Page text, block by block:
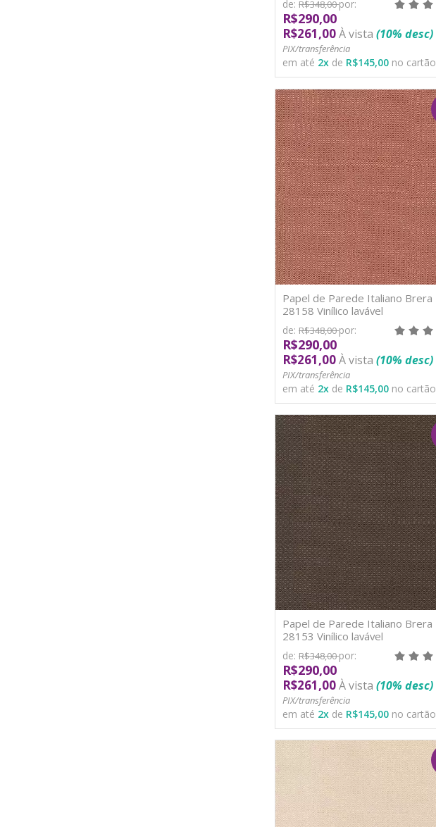
de: R$348,00por:
R$290,00
R$261,00À vista (10% desc)
PIX/transferência
em até 2x de R$145,00 no cartão
Papel de Parede Italiano Brera
28158 Vinílico lavável
de: R$348,00por:
R$290,00
R$261,00À vista (10% desc)
PIX/transferência
em até 2x de R$145,00 no cartão
Papel de Parede Italiano Brera
28153 Vinílico lavável
de: R$348,00por:
R$290,00
R$261,00À vista (10% desc)
PIX/transferência
em até 2x de R$145,00 no cartão